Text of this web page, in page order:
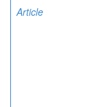
Article